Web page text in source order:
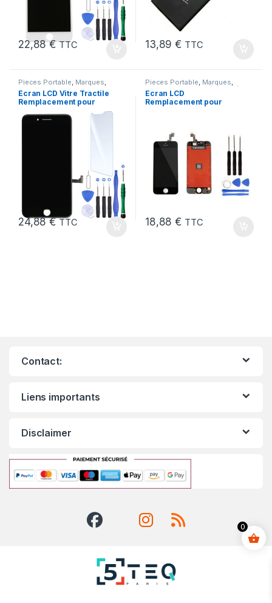
22,88€ TTC 13,89€ TTC
Pieces Portable, Marques,
Apple iPhone 7
Ecran LCD Vitre Tractile
Remplacement pour
24,88€ TTC
Pieces Portable, Marques,
Apple iPhone 5 SE (1er Gen)
Ecran LCD
Remplacement pour
18,88€ TTC
Contact:
Liens importants
Disclaimer
0